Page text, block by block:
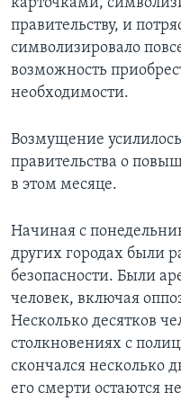
карточками,
правительству, и
символизировало
возможность
необходимости.
Возмущение
правительства о
в этом месяце.
Начиная с
других городах были
безопасности. Были
человек, включая
Несколько десятков
столкновениях с
скончался несколько
его смерти остаются